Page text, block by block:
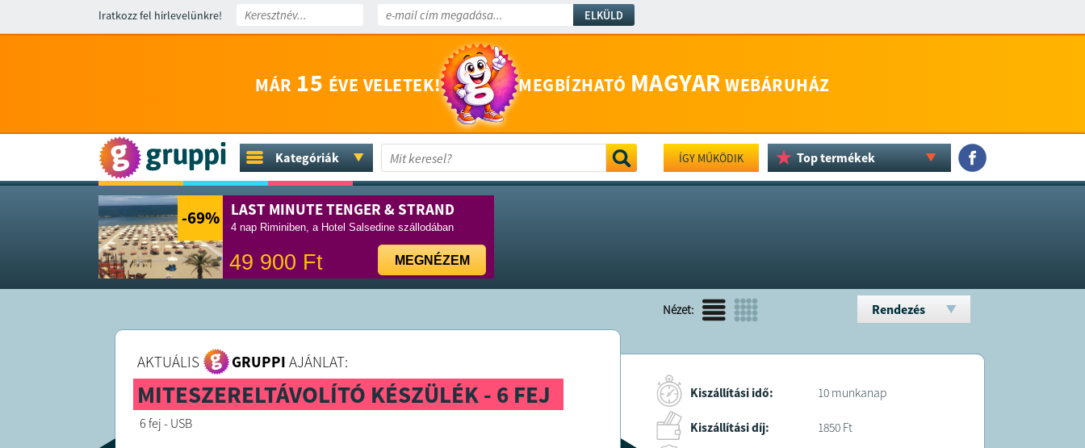
Iratkozz fel hírlevelünkre! ELKÜLD
MÁR 15 ÉVE VELETEK! MEGBÍZHATÓ MAGYAR WEBÁRUHÁZ
Kategóriák ÍGY MŰKÖDIK Top termékek
-69% LAST MINUTE TENGER & STRAND
4 nap Riminiben, a Hotel Salsedine szállodában
49 900 Ft MEGNÉZEM
Nézet: Rendezés
AKTUÁLIS GRUPPI AJÁNLAT:
MITESZERELTÁVOLÍTÓ KÉSZÜLÉK - 6 FEJ
6 fej - USB
Kiszállítási idő: 10 munkanap
Kiszállítási díj:
1850 Ft